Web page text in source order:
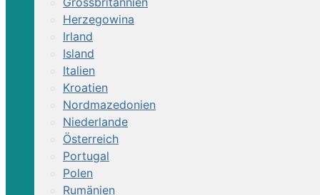
Herzegowina
Irland
Island
Italien
Kroatien
Nordmazedonien
Niederlande
Österreich
Portugal
Polen
Rumänien